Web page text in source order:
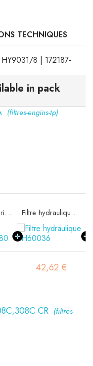
TECHNIQUES
8 | 172187-
in pack
(filtres-engins-tp)
Filtre à air sécurité SA16080 Filtre hydraulique SH60036
42,62 €
CR (filtres-